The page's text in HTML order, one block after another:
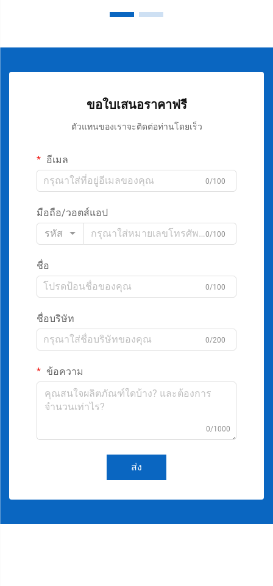
ขอใบเสนอราคาฟรี
ตัวแทนของเราจะติดต่อท่านโดยเร็ว
อีเมล
0/100
มือถือ/วอตส์แอป
รหัส
0/100
ชื่อ
0/100
ชื่อบริษัท
0/200
ข้อความ
0/1000
ส่ง